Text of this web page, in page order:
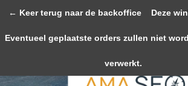
Toggle
Wij slaan cookies op om onze website te
← Keer terug naar de backoffice Deze
Eventueel geplaatste orders zullen niet
verwerkt.